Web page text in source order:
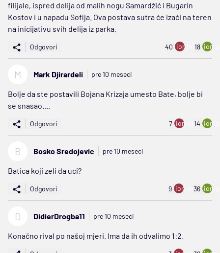
filijale, ispred delija od malih nogu Samardžić i Bugarin
Kostov i u napadu Sofija. Ova postava sutra će izaći na teren
na inicijativu svih delija iz parka.
Odgovori 40 ion:minus
18
M Mark Djirardeli pre 10 meseci
Bolje da ste postavili Bojana Krizaja umesto Bate, bolje bi
se snasao....
Odgovori 7 ion:minus
14
B Bosko Sredojevic pre 10 meseci
Batica koji zeli da uci?
Odgovori 9 ion:minus
36
D DidierDrogba11 pre 10 meseci
Konačno rival po našoj mjeri. Ima da ih odvalimo 1:2.